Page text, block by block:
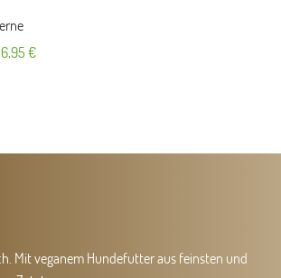
6,95€
Mit veganem Hundefutter aus feinsten und